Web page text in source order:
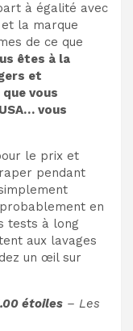
à égalité avec
et la marque
de ce que
êtes à la
et
vous
vous
le prix et
pendant
en
tests à long
aux lavages
un œil sur
étoiles – Les